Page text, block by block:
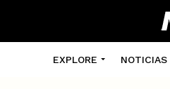
EXPLORE